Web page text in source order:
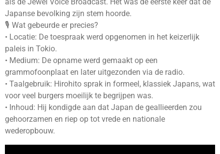
Japanse bevolking zijn stem hoorde.
🎙️ Wat gebeurde er precies?
• Locatie: De toespraak werd opgenomen in het keizerlijk
paleis in Tokio.
• Medium: De opname werd gemaakt op een
grammofoonplaat en later uitgezonden via de radio.
• Taalgebruik: Hirohito sprak in formeel, klassiek Japans, wat
voor veel burgers moeilijk te begrijpen was.
• Inhoud: Hij kondigde aan dat Japan de geallieerden zou
gehoorzamen en riep op tot vrede en nationale
wederopbouw.